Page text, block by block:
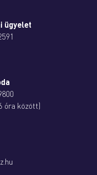
ügyelet
óra között)